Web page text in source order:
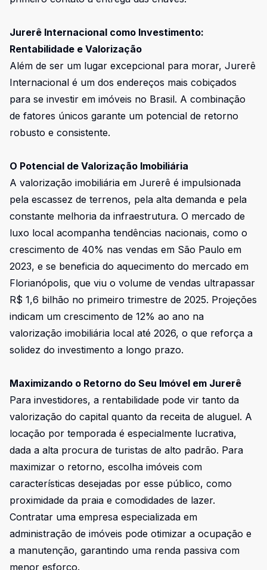
Jurerê Internacional como Investimento:
Rentabilidade e Valorização
Além de ser um lugar excepcional para morar, Jurerê
Internacional é um dos endereços mais cobiçados
para se investir em imóveis no Brasil. A combinação
de fatores únicos garante um potencial de retorno
robusto e consistente.
O Potencial de Valorização Imobiliária
A valorização imobiliária em Jurerê é impulsionada
pela escassez de terrenos, pela alta demanda e pela
constante melhoria da infraestrutura. O mercado de
luxo local acompanha tendências nacionais, como o
crescimento de 40% nas vendas em São Paulo em
2023, e se beneficia do aquecimento do mercado em
Florianópolis, que viu o volume de vendas ultrapassar
R$ 1,6 bilhão no primeiro trimestre de 2025. Projeções
indicam um crescimento de 12% ao ano na
valorização imobiliária local até 2026, o que reforça a
solidez do investimento a longo prazo.
Maximizando o Retorno do Seu Imóvel em Jurerê
Para investidores, a rentabilidade pode vir tanto da
valorização do capital quanto da receita de aluguel. A
locação por temporada é especialmente lucrativa,
dada a alta procura de turistas de alto padrão. Para
maximizar o retorno, escolha imóveis com
características desejadas por esse público, como
proximidade da praia e comodidades de lazer.
Contratar uma empresa especializada em
administração de imóveis pode otimizar a ocupação e
a manutenção, garantindo uma renda passiva com
menor esforço.